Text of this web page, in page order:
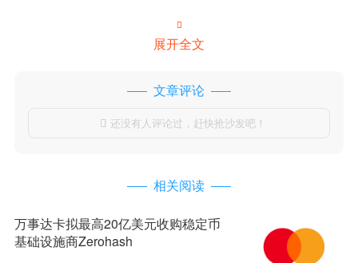

展开全文
文章评论
 还没有人评论过，赶快抢沙发吧！
相关阅读
万事达卡拟最高20亿美元收购稳定币
基础设施商Zerohash